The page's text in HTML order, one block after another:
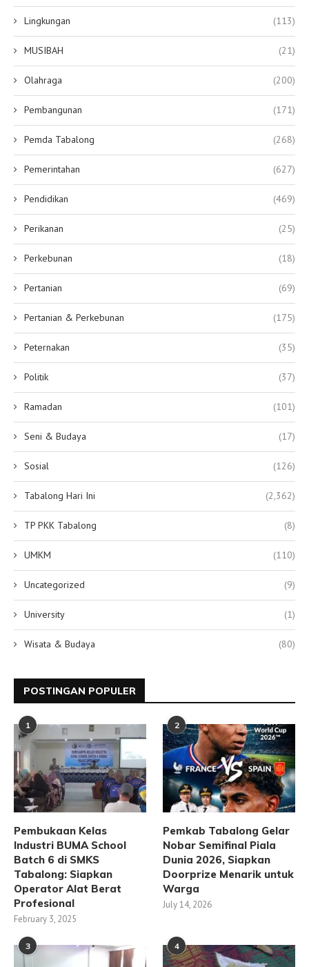
Lingkungan (113)
MUSIBAH (21)
Olahraga (200)
Pembangunan (171)
Pemda Tabalong (268)
Pemerintahan (627)
Pendidikan (469)
Perikanan (25)
Perkebunan (18)
Pertanian (69)
Pertanian & Perkebunan (175)
Peternakan (35)
Politik (37)
Ramadan (101)
Seni & Budaya (17)
Sosial (126)
Tabalong Hari Ini (2,362)
TP PKK Tabalong (8)
UMKM (110)
Uncategorized (9)
University (1)
Wisata & Budaya (80)
POSTINGAN POPULER
1
Pembukaan Kelas
Industri BUMA School
Batch 6 di SMKS
Tabalong: Siapkan
Operator Alat Berat
Profesional
February 3, 2025
2
Pemkab Tabalong Gelar
Nobar Semifinal Piala
Dunia 2026, Siapkan
Doorprize Menarik untuk
Warga
July 14, 2026
3 4